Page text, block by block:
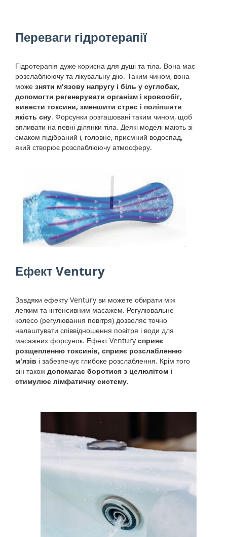
Переваги гідротерапії
Гідротерапія дуже корисна для душі та тіла. Вона має
розслаблюючу та лікувальну дію. Таким чином, вона
може зняти м'язову напругу і біль у суглобах,
допомогти регенерувати організм і кровообіг,
вивести токсини, зменшити стрес і поліпшити
якість сну. Форсунки розташовані таким чином, щоб
впливати на певні ділянки тіла. Деякі моделі мають зі
смаком підібраний і, головне, приємний водоспад,
який створює розслаблюючу атмосферу.
Ефект Ventury
Завдяки ефекту Ventury ви можете обирати між
легким та інтенсивним масажем. Регулювальне
колесо (регулювання повітря) дозволяє точно
налаштувати співвідношення повітря і води для
масажних форсунок. Ефект Ventury сприяє
розщепленню токсинів, сприяє розслабленню
м'язів і забезпечує глибоке розслаблення. Крім того
він також допомагає боротися з целюлітом і
стимулює лімфатичну систему.